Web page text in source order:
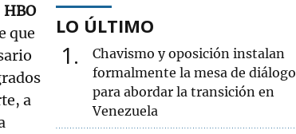
HBO
que
a
LO ÚLTIMO
1
Chavismo y oposición instalan
formalmente la mesa de diálogo
para abordar la transición en
Venezuela